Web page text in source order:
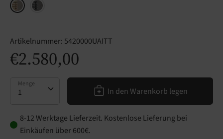
Artikelnummer: 5420000UAITT
€2.580,00
Menge
Menge
In den Warenkorb legen
8-12 Werktage Lieferzeit. Kostenlose Lieferung bei
Einkäufen über 600€.